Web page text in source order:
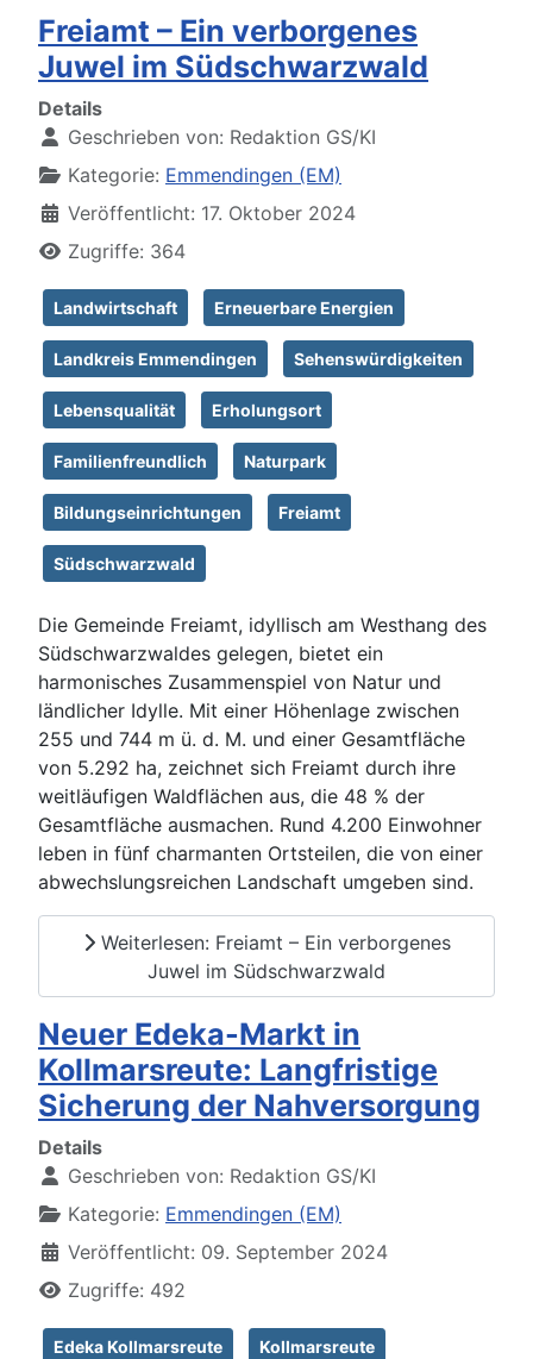
Freiamt – Ein verborgenes
Juwel im Südschwarzwald
Details
Geschrieben von: Redaktion GS/KI
Kategorie: Emmendingen (EM)
Veröffentlicht: 17. Oktober 2024
Zugriffe: 364
Landwirtschaft Erneuerbare Energien
Landkreis Emmendingen Sehenswürdigkeiten
Lebensqualität Erholungsort
Familienfreundlich Naturpark
Bildungseinrichtungen Freiamt
Südschwarzwald
Die Gemeinde Freiamt, idyllisch am Westhang des
Südschwarzwaldes gelegen, bietet ein
harmonisches Zusammenspiel von Natur und
ländlicher Idylle. Mit einer Höhenlage zwischen
255 und 744 m ü. d. M. und einer Gesamtfläche
von 5.292 ha, zeichnet sich Freiamt durch ihre
weitläufigen Waldflächen aus, die 48 % der
Gesamtfläche ausmachen. Rund 4.200 Einwohner
leben in fünf charmanten Ortsteilen, die von einer
abwechslungsreichen Landschaft umgeben sind.
Weiterlesen: Freiamt – Ein verborgenes
Juwel im Südschwarzwald
Neuer Edeka-Markt in
Kollmarsreute: Langfristige
Sicherung der Nahversorgung
Details
Geschrieben von: Redaktion GS/KI
Kategorie: Emmendingen (EM)
Veröffentlicht: 09. September 2024
Zugriffe: 492
Edeka Kollmarsreute Kollmarsreute